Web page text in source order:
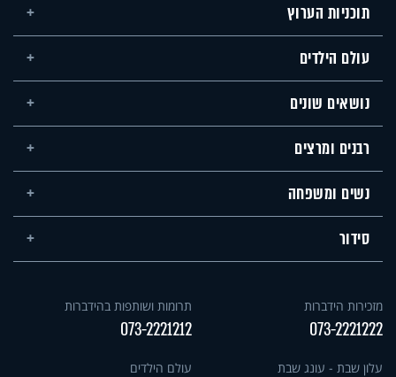
תוכניות הערוץ
עולם הילדים
נושאים שונים
רבנים ומרצים
נשים ומשפחה
סידור
מזכירות הידברות
073-2221222
תרומות ושותפות בהידברות
073-2221212
עלון שבת - עונג שבת עולם הילדים